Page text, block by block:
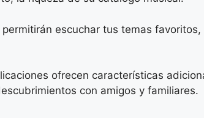
escuchar tus temas
ofrecen características
con amigos y familiares.